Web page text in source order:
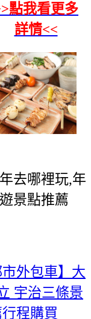
點我看更多
詳情<<
去哪裡玩,年
景點推薦
外包車】大
宇治三條景
程購買